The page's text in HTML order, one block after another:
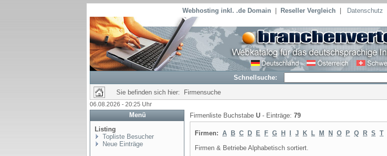
Webhosting inkl. .de Domain Reseller Vergleich Datenschutz
Schnellsuche:
Sie befinden sich hier: Firmensuche
06.08.2026 - 20:25 Uhr
Menü
Listing
Topliste Besucher
Neue Einträge
Firmenliste Buchstabe U - Einträge: 79
Firmen: A B C D E F G H J K L M N O P Q R S T
Firmen & Betriebe Alphabetisch sortiert.